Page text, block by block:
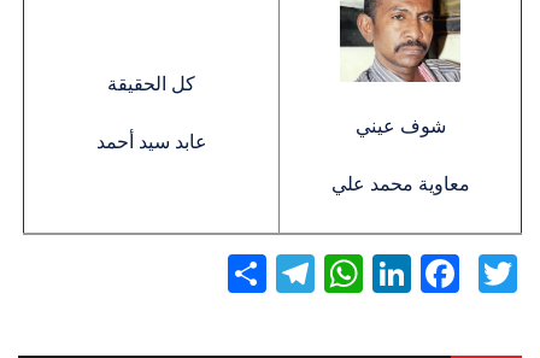
شوف عيني
معاوية محمد علي
كل الحقيقة
عابد سيد أحمد
Twitter
Facebook
LinkedIn
WhatsApp
Telegram